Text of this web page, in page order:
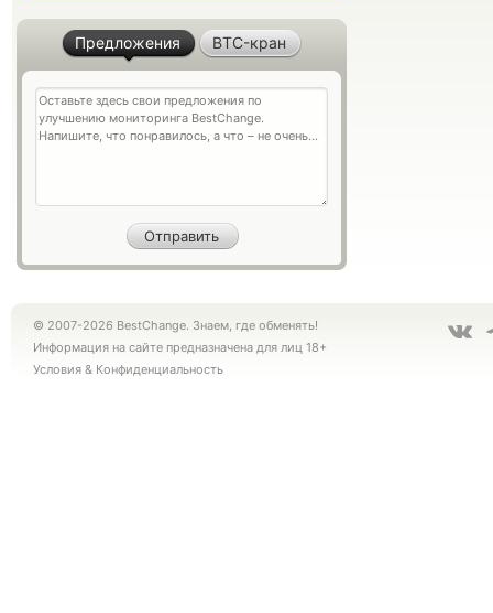
Предложения BTC-кран
© 2007-2026 BestChange. Знаем, где обменять!
Информация на сайте предназначена для лиц 18+
Условия & Конфиденциальность